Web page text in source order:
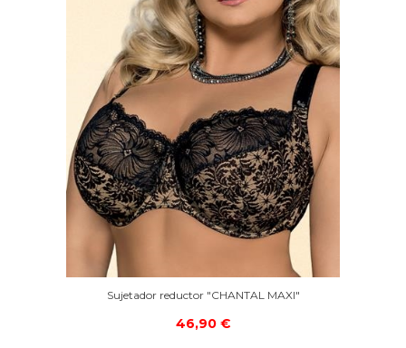
Sujetador reductor "CHANTAL MAXI"
46,90 €